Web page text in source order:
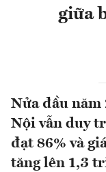
giữa
Nửa đầu
Nội vẫn duy
đạt 86% và
tăng lên 1,3